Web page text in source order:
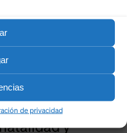
de privacidad
2.300 familias
3,5 millones de
y